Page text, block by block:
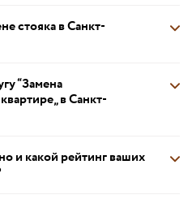
стояка в Санкт-
“Замена
в Санкт-
и какой рейтинг ваших